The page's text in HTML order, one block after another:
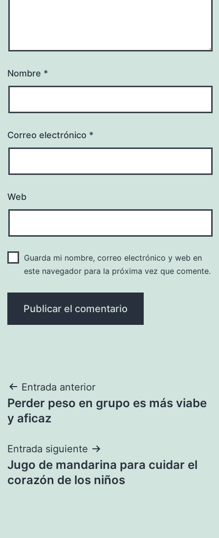
Nombre *
Correo electrónico *
Web
Guarda mi nombre, correo electrónico y web en
este navegador para la próxima vez que comente.
Navegación
de
Entrada anterior
Perder peso en grupo es más viabe
y aficaz
Entrada siguiente
Jugo de mandarina para cuidar el
corazón de los niños